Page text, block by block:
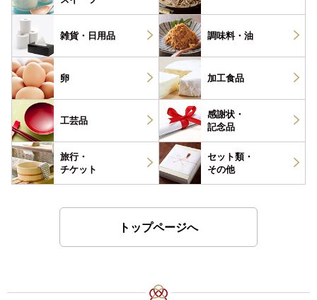
雑貨・ 日用品 調味料・ 油
卵 加工食品
工芸品
感謝状・
記念品
旅行・
チケット
セット類・
その他
トップページへ